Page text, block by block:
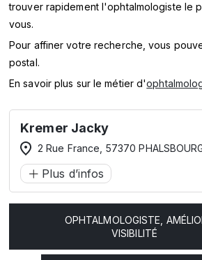
trouver rapidement l'ophtalmologiste le
vous.
Pour affiner votre recherche, vous
postal.
En savoir plus sur le métier d'
Kremer Jacky
2 Rue France, 57370
Plus d’infos
OPHTALMOLOGISTE,
VISIBILITÉ